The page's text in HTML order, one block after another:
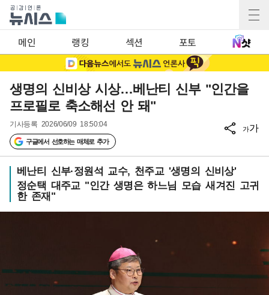
메인 랭킹 섹션 포토
생명의 신비상 시상…베난티 신부 "인간을
프로필로 축소해선 안 돼"
기사등록 2026/06/09 18:50:04
구글에서 선호하는 매체로 추가
가가
베난티 신부·정원석 교수, 천주교 '생명의 신비상'
정순택 대주교 "인간 생명은 하느님 모습 새겨진 고귀
한 존재"